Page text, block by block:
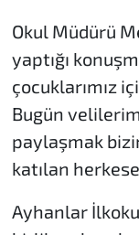
Okul Müdürü
yaptığı
çocuklarımız
Bugün
paylaşmak
katılan
Ayhanlar